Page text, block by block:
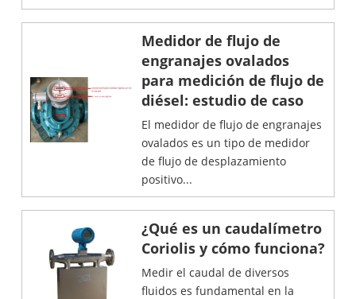
Medidor de flujo de
engranajes ovalados
para medición de flujo de
diésel: estudio de caso
El medidor de flujo de engranajes
ovalados es un tipo de medidor
de flujo de desplazamiento
positivo...
¿Qué es un caudalímetro
Coriolis y cómo funciona?
Medir el caudal de diversos
fluidos es fundamental en la